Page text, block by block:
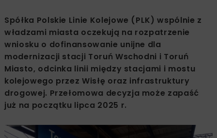
Spółka Polskie Linie Kolejowe (PLK) wspólnie z
władzami miasta oczekują na rozpatrzenie
wniosku o dofinansowanie unijne dla
modernizacji stacji Toruń Wschodni i Toruń
Miasto, odcinka linii między stacjami i mostu
kolejowego przez Wisłę oraz infrastruktury
drogowej. Przełomowa decyzja może zapaść
już na początku lipca 2025 r.